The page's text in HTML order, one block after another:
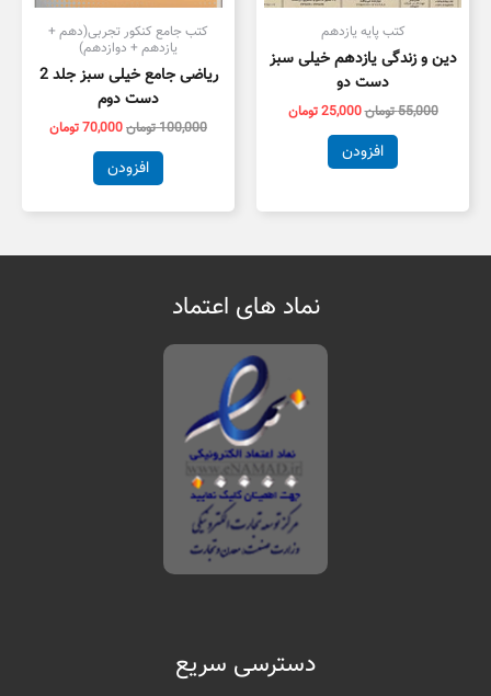
کتب پایه یازدهم
دین و زندگی یازدهم خیلی سبز
دست دو
55,000تومان25,000تومان
افزودن
کتب جامع کنکور تجربی(دهم +
یازدهم + دوازدهم)
ریاضی جامع خیلی سبز جلد 2
دست دوم
100,000تومان70,000تومان
افزودن
نماد های اعتماد
دسترسی سریع